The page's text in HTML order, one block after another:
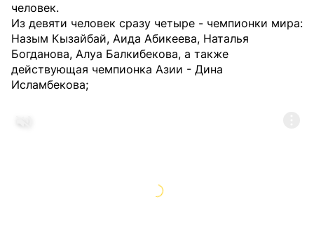
человек.
Из девяти человек сразу четыре - чемпионки мира:
Назым Кызайбай, Аида Абикеева, Наталья
Богданова, Алуа Балкибекова, а также
действующая чемпионка Азии - Дина
Исламбекова;